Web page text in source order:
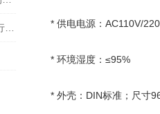
* 供电电源：AC110V/
* 环境湿度：≤95%
* 外壳：DIN标准；尺寸